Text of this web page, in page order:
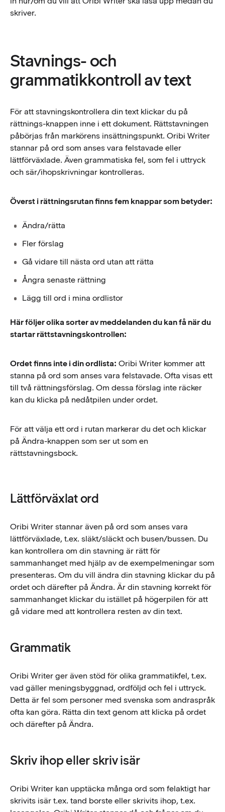
skriver.
Stavnings- och
grammatikkontroll av text
För att stavningskontrollera din text klickar du på
rättnings-knappen inne i ett dokument. Rättstavningen
påbörjas från markörens insättningspunkt. Oribi Writer
stannar på ord som anses vara felstavade eller
lättförväxlade. Även grammatiska fel, som fel i uttryck
och sär/ihopskrivningar kontrolleras.
Överst i rättningsrutan finns fem knappar som betyder:
Ändra/rätta
Fler förslag
Gå vidare till nästa ord utan att rätta
Ångra senaste rättning
Lägg till ord i mina ordlistor
Här följer olika sorter av meddelanden du kan få när du
startar rättstavningskontrollen:
Ordet finns inte i din ordlista: Oribi Writer kommer att
stanna på ord som anses vara felstavade. Ofta visas ett
till två rättningsförslag. Om dessa förslag inte räcker
kan du klicka på nedåtpilen under ordet.
För att välja ett ord i rutan markerar du det och klickar
på Ändra-knappen som ser ut som en
rättstavningsbock.
Lättförväxlat ord
Oribi Writer stannar även på ord som anses vara
lättförväxlade, t.ex. släkt/släckt och busen/bussen. Du
kan kontrollera om din stavning är rätt för
sammanhanget med hjälp av de exempelmeningar som
presenteras. Om du vill ändra din stavning klickar du på
ordet och därefter på Ändra. Är din stavning korrekt för
sammanhanget klickar du istället på högerpilen för att
gå vidare med att kontrollera resten av din text.
Grammatik
Oribi Writer ger även stöd för olika grammatikfel, t.ex.
vad gäller meningsbyggnad, ordföljd och fel i uttryck.
Detta är fel som personer med svenska som andraspråk
ofta kan göra. Rätta din text genom att klicka på ordet
och därefter på Ändra.
Skriv ihop eller skriv isär
Oribi Writer kan upptäcka många ord som felaktigt har
skrivits isär t.ex. tand borste eller skrivits ihop, t.ex.